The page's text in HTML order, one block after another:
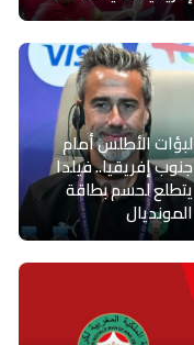
لبؤات الأطلس أمام
جنوب إفريقيا.. فيلدا
يتطلع لحسم بطاقة
المونديال